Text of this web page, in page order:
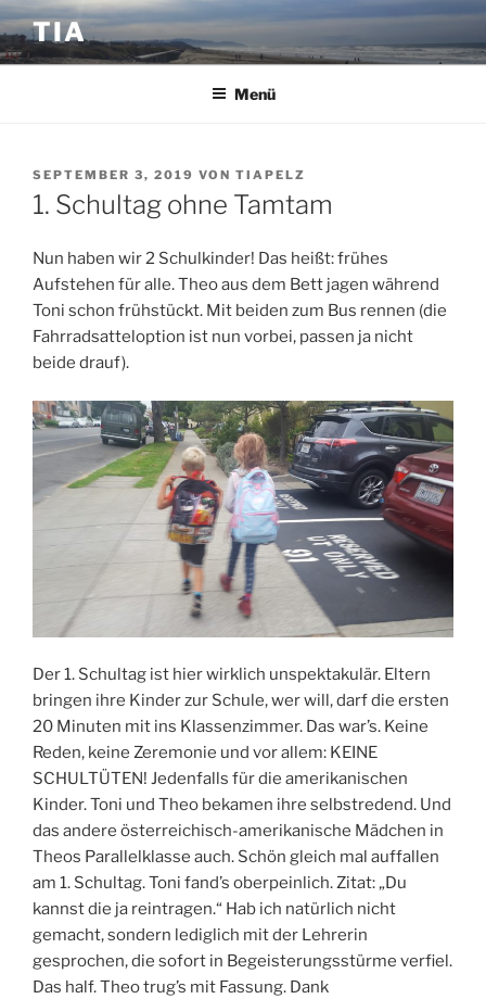
Zum
Inhalt
springen
TIA
Menü
VERÖFFENTLICHT
AM
SEPTEMBER 3, 2019 VON TIAPELZ
1. Schultag ohne Tamtam
Nun haben wir 2 Schulkinder! Das heißt: frühes
Aufstehen für alle. Theo aus dem Bett jagen während
Toni schon frühstückt. Mit beiden zum Bus rennen (die
Fahrradsatteloption ist nun vorbei, passen ja nicht
beide drauf).
Der 1. Schultag ist hier wirklich unspektakulär. Eltern
bringen ihre Kinder zur Schule, wer will, darf die ersten
20 Minuten mit ins Klassenzimmer. Das war’s. Keine
Reden, keine Zeremonie und vor allem: KEINE
SCHULTÜTEN! Jedenfalls für die amerikanischen
Kinder. Toni und Theo bekamen ihre selbstredend. Und
das andere österreichisch-amerikanische Mädchen in
Theos Parallelklasse auch. Schön gleich mal auffallen
am 1. Schultag. Toni fand’s oberpeinlich. Zitat: „Du
kannst die ja reintragen.“ Hab ich natürlich nicht
gemacht, sondern lediglich mit der Lehrerin
gesprochen, die sofort in Begeisterungsstürme verfiel.
Das half. Theo trug’s mit Fassung. Dank